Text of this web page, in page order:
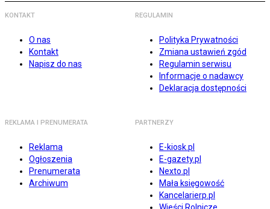
KONTAKT
O nas
Kontakt
Napisz do nas
REGULAMIN
Polityka Prywatności
Zmiana ustawień zgód
Regulamin serwisu
Informacje o nadawcy
Deklaracja dostępności
REKLAMA I PRENUMERATA
Reklama
Ogłoszenia
Prenumerata
Archiwum
PARTNERZY
E-kiosk.pl
E-gazety.pl
Nexto.pl
Mała księgowość
Kancelarierp.pl